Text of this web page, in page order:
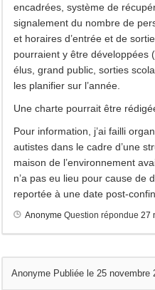
encadrées, système de
signalement du nombre de
et horaires d’entrée et de
pourraient y être développées
élus, grand public, sorties
les planifier sur l’année.
Une charte pourrait être
Pour information, j’ai failli
autistes dans le cadre d’une
maison de l’environnement
n’a pas eu lieu pour cause de
reportée à une date post-
Anonyme Question répondue 27
Anonyme Publiée le 25 novembre